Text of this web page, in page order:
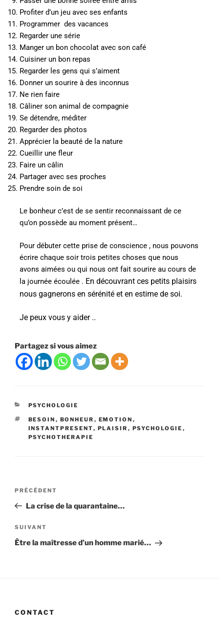
Profiter d’un jeu avec ses enfants
Programmer des vacances
Regarder une série
Manger un bon chocolat avec son café
Cuisiner un bon repas
Regarder les gens qui s’aiment
Donner un sourire à des inconnus
Ne rien faire
Câliner son animal de compagnie
Se détendre, méditer
Regarder des photos
Apprécier la beauté de la nature
Cueillir une fleur
Faire un câlin
Partager avec ses proches
Prendre soin de soi
Le bonheur c’est de se sentir reconnaissant de ce
qu’on possède au moment présent…
Pour débuter cette prise de conscience , nous pouvons
écrire chaque soir trois petites choses que nous
avons aimées ou qui nous ont fait sourire au cours de
la journée écoulée . En découvrant ces petits plaisirs
nous gagnerons en sérénité et en estime de soi.
Je peux vous y aider ..
Partagez si vous aimez
PSYCHOLOGIE
BESOIN , BONHEUR , EMOTION ,
INSTANTPRESENT, PLAISIR , PSYCHOLOGIE ,
PSYCHOTHERAPIE
PRÉCÉDENT
La crise de la quarantaine…
SUIVANT
Être la maîtresse d’un homme marié…
CONTACT